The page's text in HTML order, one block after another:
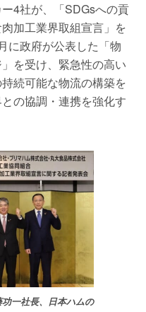
4社が、「SDGsへの貢
加工業界取組宣言」を
に政府が公表した「物
を受け、緊急性の高い
続可能な物流の構築を
の協調・連携を強化す
一社長、日本ハムの